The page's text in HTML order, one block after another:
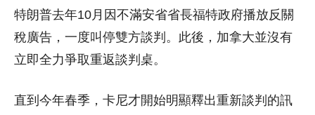
特朗普去年10月因不滿安省省長福特政府播放反關
稅廣告，一度叫停雙方談判。此後，加拿大並沒有
立即全力爭取重返談判桌。
直到今年春季，卡尼才開始明顯釋出重新談判的訊